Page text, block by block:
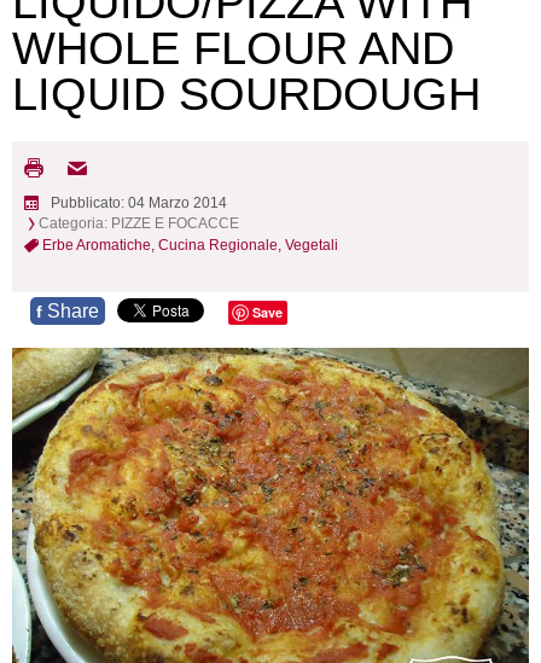
WHOLE FLOUR AND
LIQUID SOURDOUGH
Pubblicato: 04 Marzo 2014
Categoria: PIZZE E FOCACCE
Erbe Aromatiche, Cucina Regionale, Vegetali
f Share Save